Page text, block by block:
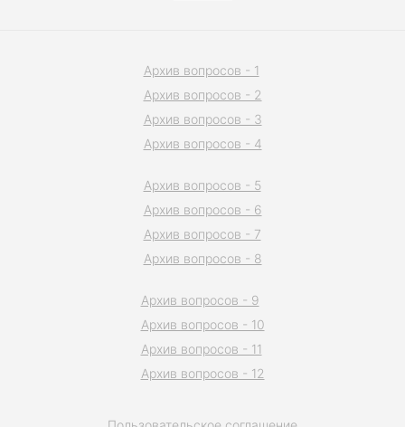
Архив вопросов - 1
Архив вопросов - 2
Архив вопросов - 3
Архив вопросов - 4
Архив вопросов - 5
Архив вопросов - 6
Архив вопросов - 7
Архив вопросов - 8
Архив вопросов - 9
Архив вопросов - 10
Архив вопросов - 11
Архив вопросов - 12